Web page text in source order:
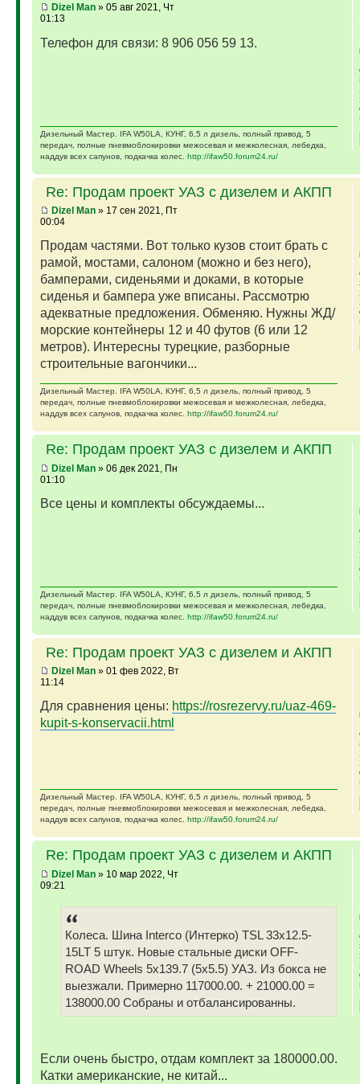
Dizel Man» 05 авг 2021, Чт
01:13
Телефон для связи: 8 906 056 59 13.
Дизельный Мастер. IFA W50LA, КУНГ, 6,5 л дизель, полный привод, 5
передач, полные пневмоблокировки межосевая и межколесная, лебедка,
наддув всех сапунов, подкачка колес. http://ifaw50.forum24.ru/
Re: Продам проект УАЗ с дизелем и АКПП
Dizel Man» 17 сен 2021, Пт
00:04
Продам частями. Вот только кузов стоит брать с
рамой, мостами, салоном (можно и без него),
бамперами, сиденьями и доками, в которые
сиденья и бампера уже вписаны. Рассмотрю
адекватные предложения. Обменяю. Нужны ЖД/
морские контейнеры 12 и 40 футов (6 или 12
метров). Интересны турецкие, разборные
строительные вагончики...
Дизельный Мастер. IFA W50LA, КУНГ, 6,5 л дизель, полный привод, 5
передач, полные пневмоблокировки межосевая и межколесная, лебедка,
наддув всех сапунов, подкачка колес. http://ifaw50.forum24.ru/
Re: Продам проект УАЗ с дизелем и АКПП
Dizel Man» 06 дек 2021, Пн
01:10
Все цены и комплекты обсуждаемы...
Дизельный Мастер. IFA W50LA, КУНГ, 6,5 л дизель, полный привод, 5
передач, полные пневмоблокировки межосевая и межколесная, лебедка,
наддув всех сапунов, подкачка колес. http://ifaw50.forum24.ru/
Re: Продам проект УАЗ с дизелем и АКПП
Dizel Man» 01 фев 2022, Вт
11:14
Для сравнения цены: https://rosrezervy.ru/uaz-469-
kupit-s-konservacii.html
Дизельный Мастер. IFA W50LA, КУНГ, 6,5 л дизель, полный привод, 5
передач, полные пневмоблокировки межосевая и межколесная, лебедка,
наддув всех сапунов, подкачка колес. http://ifaw50.forum24.ru/
Re: Продам проект УАЗ с дизелем и АКПП
Dizel Man» 10 мар 2022, Чт
09:21
Колеса. Шина Interco (Интерко) TSL 33x12.5-
15LT 5 штук. Новые стальные диски OFF-
ROAD Wheels 5x139.7 (5x5.5) УАЗ. Из бокса не
выезжали. Примерно 117000.00. + 21000.00 =
138000.00 Собраны и отбалансированны.
Если очень быстро, отдам комплект за 180000.00.
Катки американские, не китай...